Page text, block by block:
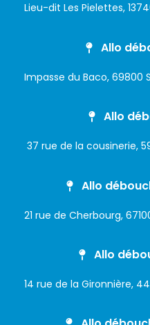
Lieu-dit Les Pielettes,
Allo
Impasse du Baco, 69800
Allo
37 rue de la cousinerie,
Allo
21 rue de Cherbourg,
Allo
14 rue de la Gironnière,